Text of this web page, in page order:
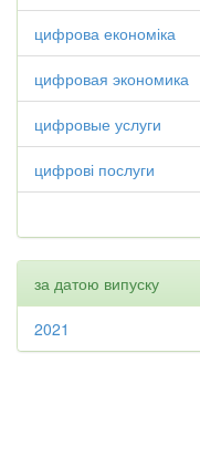
цифрова економіка
цифровая экономика
цифровые услуги
цифрові послуги
за датою випуску
2021